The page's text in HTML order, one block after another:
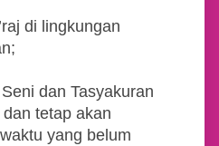
di lingkungan
dan Tasyakuran
tetap akan
yang belum